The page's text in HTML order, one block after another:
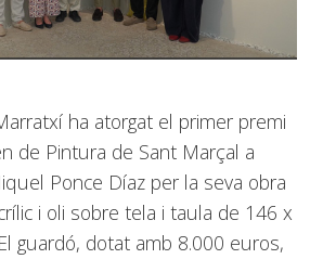
ha atorgat el primer premi
de Pintura de Sant Marçal a
Ponce Díaz per la seva obra
i oli sobre tela i taula de 146 x
guardó, dotat amb 8.000 euros,